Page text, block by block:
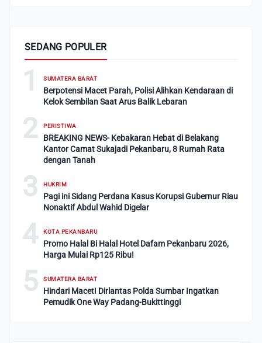
SEDANG POPULER
1 SUMATERA BARAT
Berpotensi Macet Parah, Polisi Alihkan Kendaraan di
Kelok Sembilan Saat Arus Balik Lebaran
2 PERISTIWA
BREAKING NEWS- Kebakaran Hebat di Belakang
Kantor Camat Sukajadi Pekanbaru, 8 Rumah Rata
dengan Tanah
3 HUKRIM
Pagi ini Sidang Perdana Kasus Korupsi Gubernur Riau
Nonaktif Abdul Wahid Digelar
4 KOTA PEKANBARU
Promo Halal Bi Halal Hotel Dafam Pekanbaru 2026,
Harga Mulai Rp125 Ribu!
5 SUMATERA BARAT
Hindari Macet! Dirlantas Polda Sumbar Ingatkan
Pemudik One Way Padang-Bukittinggi